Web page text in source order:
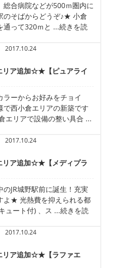
合病院などが500ｍ圏内に
のそばからどうぞ♪★ 小倉
通って320ｍと ...続きを読
2017.10.24
ア追加☆★【ピュアライ
ーからお好みをチョイ
で西小倉エリアの新築です
エリアで設備の整い具合 ...
2017.10.24
ア追加☆★【メディプラ
JR城野駅前に誕生！充実
よ★ 光熱費を抑えられる都
ュート付) 、ス ...続きを読
2017.10.24
ア追加☆★【ラファエ